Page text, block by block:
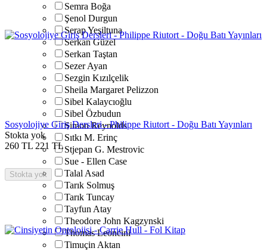
Semra Boğa
Şenol Durgun
Serap Yeşiltuna
Serkan Güzel
Serkan Taştan
Sezer Ayan
Sezgin Kızılçelik
Sheila Margaret Pelizzon
Sibel Kalaycıoğlu
Sibel Özbudun
Simon Reynolds
Sıtkı M. Erinç
Stjepan G. Mestrovic
Sue - Ellen Case
Talal Asad
Tarık Solmuş
Tarık Tuncay
Tayfun Atay
Theodore John Kagzynski
Thomas Leoncini
Timuçin Aktan
Sosyolojiye Giriş Dersleri - Philippe Riutort - Doğu Batı Yayınları
Stokta yok
260 TL 221 TL
Stokta yok